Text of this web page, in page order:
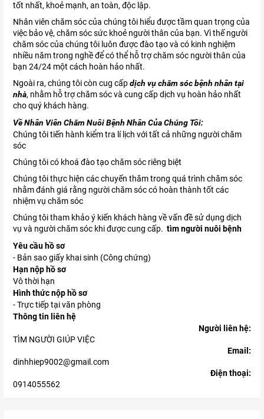
tốt nhất, khoẻ mạnh, an toàn, độc lập.
Nhân viên chăm sóc của chúng tôi hiểu được tầm quan trọng của
việc bảo vệ, chăm sóc sức khoẻ người thân của bạn. Vì thế người
chăm sóc của chúng tôi luôn được đào tạo và có kinh nghiệm
nhiều năm trong nghề để có thể hỗ trợ chăm sóc người thân của
bạn 24/24 một cách hoàn hảo nhất.
Ngoài ra, chúng tôi còn cug cấpdịch vụ chăm sóc bệnh nhân tại
nhà, nhằm hỗ trợ chăm sóc và cung cấp dịch vụ hoàn hảo nhất
cho quý khách hàng.
Về Nhân Viên Chăm Nuôi Bệnh Nhân Của Chúng Tôi:
Chúng tôi tiến hành kiểm tra lí lịch với tất cả những người chăm
sóc
Chúng tôi có khoá đào tạo chăm sóc riêng biệt
Chúng tôi thực hiện các chuyến thăm trong quá trình chăm sóc
nhằm đánh giá rằng người chăm sóc có hoàn thành tốt các
nhiệm vụ chăm sóc
Chúng tôi tham khảo ý kiến khách hàng về vấn đề sử dụng dịch
vụ và người chăm sóc khi được cung cấp. tìm người nuôi bệnh
Yêu cầu hồ sơ
- Bản sao giấy khai sinh (Công chứng)
Hạn nộp hồ sơ
Vô thời hạn
Hình thức nộp hồ sơ
- Trực tiếp tại văn phòng
Thông tin liên hệ
Người liên hệ:
TÌM NGƯỜI GIÚP VIỆC
Email:
dinhhiep9002@gmail.com
Điện thoại:
0914055562